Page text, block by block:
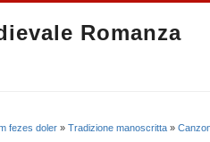
Romanza
fezes doler » Tradizione manoscritta »